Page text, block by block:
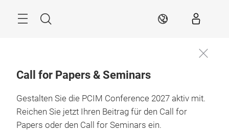
Suche DE
Call for Papers & Seminars
Gestalten Sie die PCIM Conference 2027 aktiv mit.
Reichen Sie jetzt Ihren Beitrag für den Call for
Papers oder den Call for Seminars ein.
11. – 13.05.2027
Nürnberg
Jetzt
Aussteller
werden